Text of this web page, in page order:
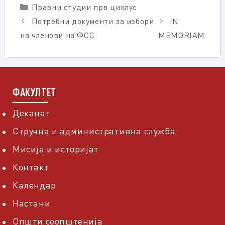
Categories
Правни студии прв циклус
Потребни документи за избори
на членови на ФСС
IN
MEMORIAM
ФАКУЛТЕТ
Деканат
Стручна и административна служба
Мисија и историјат
Контакт
Календар
Настани
Општи соопштенија